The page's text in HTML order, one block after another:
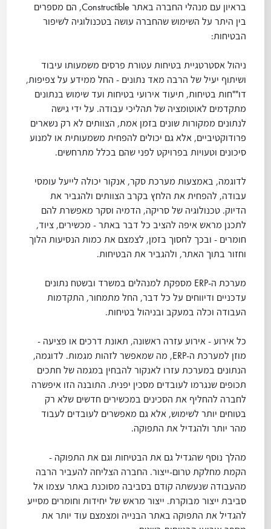
בראיון עם מנהלי החברה באתר Constructible, הם מספרים
בין היתר על השימוש שהחברה עושה בטכנולוגיה לשיפור
הבטיחות:
ניהול אסטרטגיית בטיחות עטורת פרסים משמעותו עיבוד
ושיתוף יעיל של הרבה מאד נתונים - החל ממידע על צפיפות,
דו""חות בטיחות, תיעוד אירועי בטיחות ועד שימוש בנתונים
מתקדמים לאוטומציה של תהליכי עבודה. על ידי גישה
לנתונים ממקורות שונים בזמן אמת, הצוותים לא רק נשארים
פרודוקטיביים, אלא גם יכולים להפחית משמעותית או למנוע
סיכונים וטעויות בפרויקט לפני שהם בכלל מתרחשים.
לדוגמה, באמצעות מערכת סקר, אנקור יכולה לייעל עומסי
עבודה, להפחית את הלחץ בקרב הצוותים ולהגביר את
הדיוק. טכנולוגיה של סריקה, הדמיה וסקר מאפשרת להם
לתכנן מראש איפה להציב כל דבר באתר - מכשירים, ציוד,
חומרים - ובכך לחסוך בזמן, לצמצם את כמות הנסיעות הלוך
וחזור בתוך האתר, ולהגביר את הבטיחות.
מערכת ה-ERP מספקת למנהלים במשרד ובשטח נתונים
עדכניים ודיווחים על כל דבר, החל מתמחור, התקדמות
העבודה וכלה במעקב ובניהול בטיחות.
כל אירוע - אירוע עזרה ראשונה, תאונת דרכים או פציעה -
מוזן למערכת ה-ERP, מה שמאפשר לזהות מגמות. לדוגמה,
הנתונים במערכת עזרו לאנקור להבחין במגמה של חתכים
תכופים שנגרמו לעובדים מסכין יפנית. התובנה הזו איפשרה
לחברה להחליף את הסכינים במכשירים חדשים שלא רק
בטוחים יותר לשימוש, אלא גם מאפשרים לעובדים לעבוד
מהר יותר ולהגדיל את התפוקה.
מהלך נוסף שהגדיל גם את הבטיחות וגם את התפוקה -
הקמת מחלקת טרום-ייצור. החברה הצליחה להעביר הרבה
מהעבודה שנעשתה קודם בסביבה מסוכנת באתר עצמו אל
סביבת ייצור מבוקרת. ייצור מראש של יחידות וחומרים מסייע
להגדיל את התפוקה באתר הבנייה ומצמצם עוד יותר את